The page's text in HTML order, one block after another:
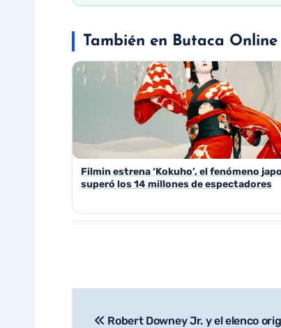
También en Butaca Online
Filmin estrena ‘Kokuho’, el fenómeno
superó los 14 millones de espectadores
Navegación
Robert Downey Jr. y el elenco